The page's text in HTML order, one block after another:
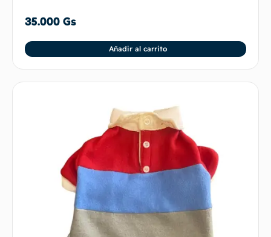
35.000 Gs
Añadir al carrito